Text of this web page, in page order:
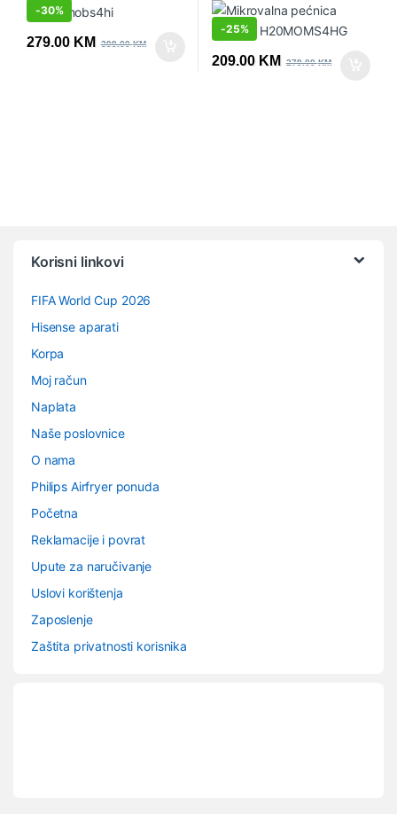
-30%
279.00 KM 399.00KM
-25%
209.00 KM 279.00KM
Korisni linkovi
FIFA World Cup 2026
Hisense aparati
Korpa
Moj račun
Naplata
Naše poslovnice
O nama
Philips Airfryer ponuda
Početna
Reklamacije i povrat
Upute za naručivanje
Uslovi korištenja
Zaposlenje
Zaštita privatnosti korisnika